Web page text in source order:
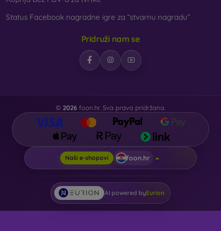
Status Facebook nagradne igre za “stvarnu nagradu”
Pridruži nam se
© 2026 foon.hr. Sva prava pridržana.
Naši e-shopovi foon.hr
AI powered byEurion